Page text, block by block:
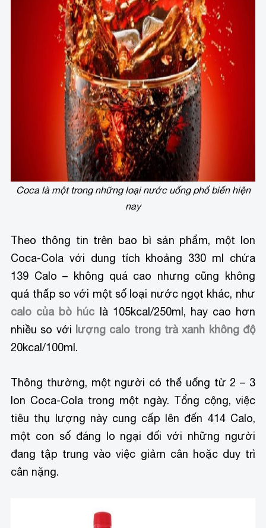
Coca là một trong những loại nước uống phổ biến hiện
nay
Theo thông tin trên bao bì sản phẩm, một lon
Coca-Cola với dung tích khoảng 330 ml chứa
139 Calo – không quá cao nhưng cũng không
quá thấp so với một số loại nước ngọt khác, như
calo của bò húc là 105kcal/250ml, hay cao hơn
nhiều so với lượng calo trong trà xanh không độ
20kcal/100ml.
Thông thường, một người có thể uống từ 2 – 3
lon Coca-Cola trong một ngày. Tổng cộng, việc
tiêu thụ lượng này cung cấp lên đến 414 Calo,
một con số đáng lo ngại đối với những người
đang tập trung vào việc giảm cân hoặc duy trì
cân nặng.